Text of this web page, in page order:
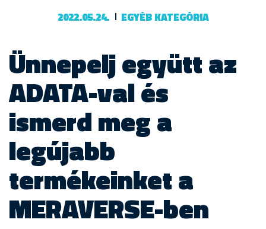
2022.05.24. EGYÉB KATEGÓRIA
Ünnepelj együtt az
ADATA-val és
ismerd meg a
legújabb
termékeinket a
MERAVERSE-ben